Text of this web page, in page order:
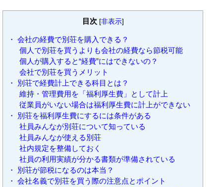
目次 [非表示]
・ 会社の経費で別荘を購入できる？
個人で別荘を買うよりも会社の経費なら節税可能
個人が購入すると“経費”にはできないの？
会社で別荘を買うメリット
・ 別荘で経費計上できる科目とは？
維持・管理費用を「福利厚生費」として計上
従業員がいない場合は福利厚生費に計上ができない
・ 別荘を福利厚生費にするには条件がある
社員みんなが別荘について知っている
社員みんなが使える別荘
社内規定を整備しておく
社員の利用実績が分かる書類が準備されている
・ 別荘が節税になるのは本当？
・ 会社名義で別荘を買う際の注意点とポイント